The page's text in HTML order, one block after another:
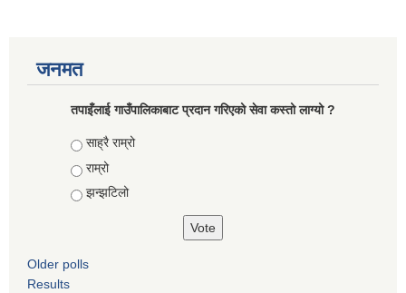
जनमत
तपाइँलाई गाउँपालिकाबाट प्रदान गरिएको सेवा कस्तो लाग्यो ?
Choices
साह्रै राम्रो
राम्रो
झन्झटिलो
Older polls
Results